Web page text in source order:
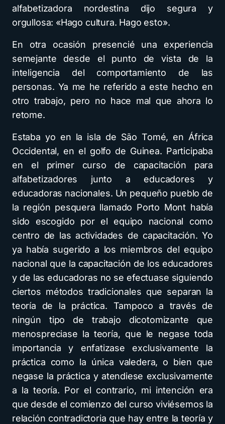
alfabetizadora nordestina dijo segura y
orgullosa: «Hago cultura. Hago esto».
En otra ocasión presencié una experiencia
semejante desde el punto de vista de la
inteligencia del comportamiento de las
personas. Ya me he referido a este hecho en
otro trabajo, pero no hace mal que ahora lo
retome.
Estaba yo en la isla de São Tomé, en África
Occidental, en el golfo de Guinea. Participaba
en el primer curso de capacitación para
alfabetizadores junto a educadores y
educadoras nacionales. Un pequeño pueblo de
la región pesquera llamado Porto Mont había
sido escogido por el equipo nacional como
centro de las actividades de capacitación. Yo
ya había sugerido a los miembros del equipo
nacional que la capacitación de los educadores
y de las educadoras no se efectuase siguiendo
ciertos métodos tradicionales que separan la
teoría de la práctica. Tampoco a través de
ningún tipo de trabajo dicotomizante que
menospreciase la teoría, que le negase toda
importancia y enfatizase exclusivamente la
práctica como la única valedera, o bien que
negase la práctica y atendiese exclusivamente
a la teoría. Por el contrario, mi intención era
que desde el comienzo del curso viviésemos la
relación contradictoria que hay entre la teoría y